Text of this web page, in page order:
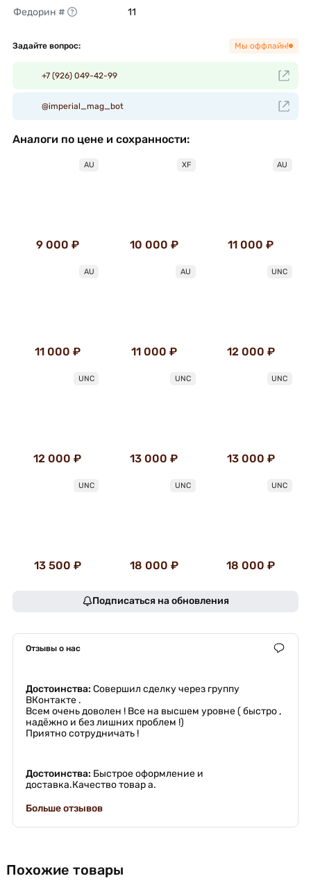
Федорин # 11
Задайте вопрос: Мы оффлайн!
+7 (926) 049-42-99
@imperial_mag_bot
Аналоги по цене и сохранности:
AU
9 000 ₽
XF
10 000 ₽
AU
11 000 ₽
AU
11 000 ₽
AU
11 000 ₽
UNC
12 000 ₽
UNC
12 000 ₽
UNC
13 000 ₽
UNC
13 000 ₽
UNC
13 500 ₽
UNC
18 000 ₽
UNC
18 000 ₽
Подписаться на обновления
Отзывы о нас
Достоинства: Совершил сделку через группу
ВКонтакте .
Всем очень доволен ! Все на высшем уровне ( быстро ,
надёжно и без лишних проблем !)
Приятно сотрудничать !
Достоинства: Быстрое оформление и
доставка.Качество товар а.
Больше отзывов
Похожие товары